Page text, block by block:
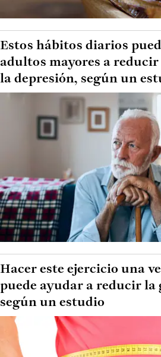
Estos hábitos diarios
adultos mayores a
la depresión, según un
Hacer este ejercicio una
puede ayudar a reducir la
según un estudio